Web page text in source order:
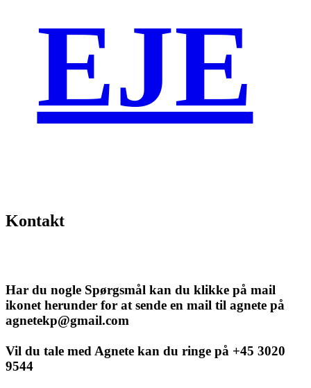
EJE
Kontakt
Har du nogle Spørgsmål kan du klikke på mail
ikonet herunder for at sende en mail til agnete på
agnetekp@gmail.com
Vil du tale med Agnete kan du ringe på +45 3020
9544